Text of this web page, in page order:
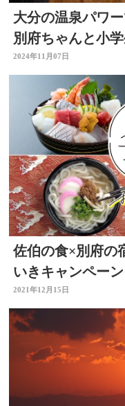
大分の温泉パワ
別府ちゃんと小
ンド【開店！キ
2024年11月07日
佐伯の食×別府
いきキャンペーン
2021年12月15日